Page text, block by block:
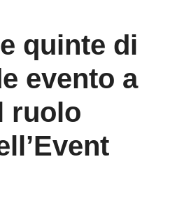
quinte di
evento a
ruolo